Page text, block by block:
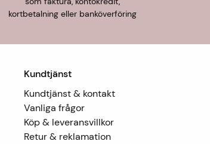
kortbetalning eller banköverföring
Kundtjänst
Kundtjänst & kontakt
Vanliga frågor
Köp & leveransvillkor
Retur & reklamation